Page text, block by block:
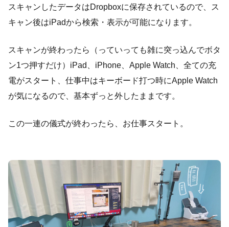
スキャンしたデータはDropboxに保存されているので、ス
キャン後はiPadから検索・表示が可能になります。
スキャンが終わったら（っていっても雑に突っ込んでボタ
ン1つ押すだけ）iPad、iPhone、Apple Watch、全ての充
電がスタート、仕事中はキーボード打つ時にApple Watch
が気になるので、基本ずっと外したままです。
この一連の儀式が終わったら、お仕事スタート。